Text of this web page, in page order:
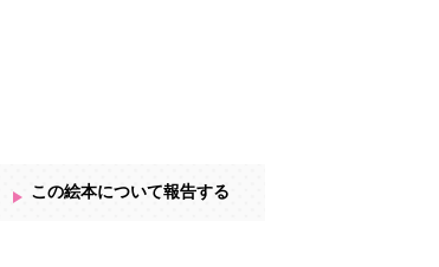
この絵本について報告する